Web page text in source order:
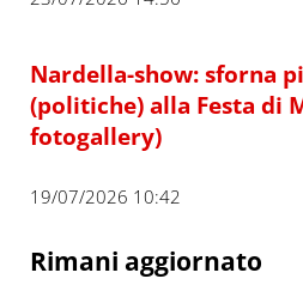
Nardella-show: sforna
(politiche) alla Festa di
fotogallery)
19/07/2026 10:42
Rimani aggiornato